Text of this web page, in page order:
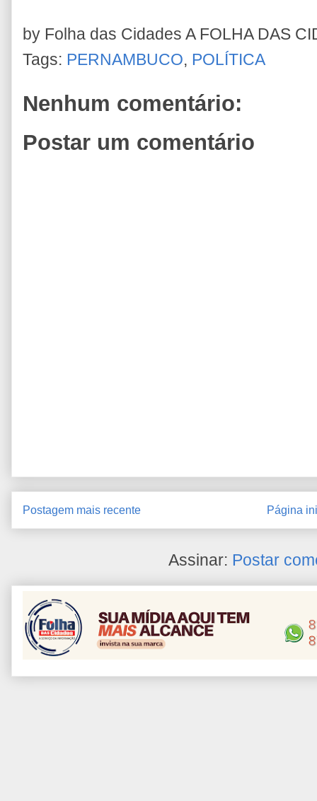
by Folha das Cidades A FOLHA DAS
Tags: PERNAMBUCO, POLÍTICA
Nenhum comentário:
Postar um comentário
Postagem mais recente Página
Assinar: Postar